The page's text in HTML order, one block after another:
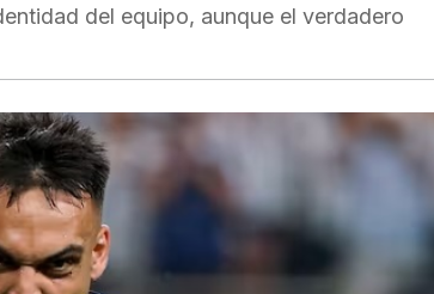
del equipo, aunque el verdadero